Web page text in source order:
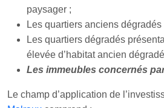
paysager ;
Les quartiers anciens dégradés
Les quartiers dégradés
élevée d’habitat ancien
Les immeubles concernés
Le champ d’application de